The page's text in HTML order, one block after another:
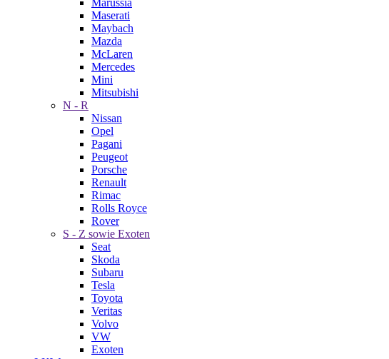
Marussia
Maserati
Maybach
Mazda
McLaren
Mercedes
Mini
Mitsubishi
N - R
Nissan
Opel
Pagani
Peugeot
Porsche
Renault
Rimac
Rolls Royce
Rover
S - Z sowie Exoten
Seat
Skoda
Subaru
Tesla
Toyota
Veritas
Volvo
VW
Exoten